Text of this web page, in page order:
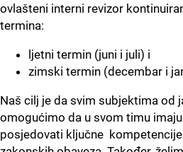
ovlašteni interni revizor
termina:
ljetni termin (juni i juli) i
zimski termin (decembar i
Naš cilj je da svim subjektima od
omogućimo da u svom timu
posjedovati ključne